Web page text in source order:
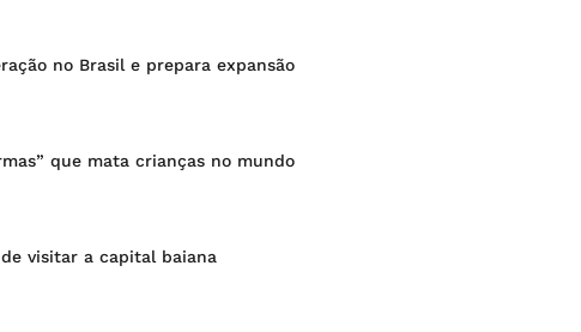
no Brasil e prepara expansão
que mata crianças no mundo
visitar a capital baiana